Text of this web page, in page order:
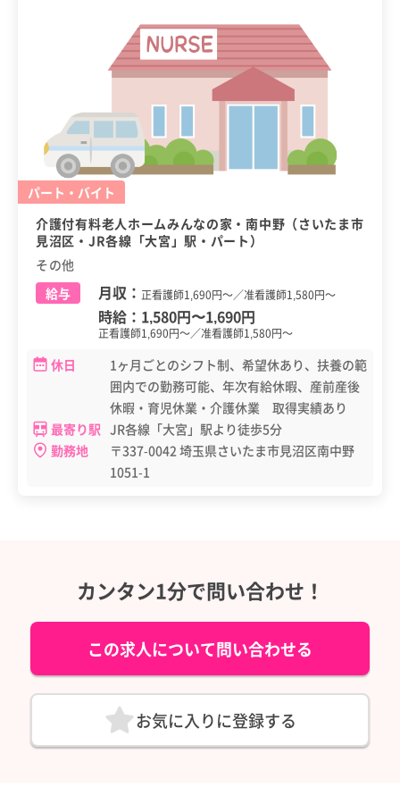
パート・バイト
介護付有料老人ホームみんなの家・南中野（さいたま市
見沼区・JR各線「大宮」駅・パート）
その他
給与
月収： 正看護師1,690円～／准看護師1,580円～
時給： 1,580円〜1,690円
正看護師1,690円～／准看護師1,580円～
休日
1ヶ月ごとのシフト制、希望休あり、扶養の範
囲内での勤務可能、年次有給休暇、産前産後
休暇・育児休業・介護休業 取得実績あり
最寄り駅 JR各線「大宮」駅より徒歩5分
勤務地
〒337-0042 埼玉県さいたま市見沼区南中野
1051-1
カンタン1分で問い合わせ！
この求人について問い合わせる
お気に入りに登録する